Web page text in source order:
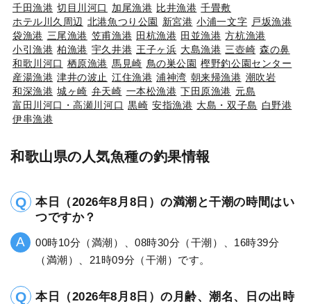
千田漁港 切目川河口 加尾漁港 比井漁港 千畳敷
ホテル川久周辺 北港魚つり公園 新宮港 小浦一文字 戸坂漁港
袋漁港 三尾漁港 笠甫漁港 田杭漁港 田並漁港 方杭漁港
小引漁港 柏漁港 宇久井港 王子ヶ浜 大島漁港 三壺崎 森の鼻
和歌川河口 栖原漁港 馬見崎 鳥の巣公園 樫野釣公園センター
産湯漁港 津井の波止 江住漁港 浦神湾 朝来帰漁港 潮吹岩
和深漁港 城ヶ崎 弁天崎 一本松漁港 下田原漁港 元島
富田川河口・高瀬川河口 黒崎 安指漁港 大島・双子島 白野港
伊串漁港
和歌山県の人気魚種の釣果情報
本日（2026年8月8日）の満潮と干潮の時間はい
つですか？
00時10分（満潮）、08時30分（干潮）、16時39分
（満潮）、21時09分（干潮）です。
本日（2026年8月8日）の月齢、潮名、日の出時